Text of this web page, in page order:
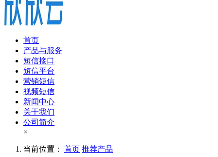
首页
产品与服务
短信接口
短信平台
营销短信
视频短信
新闻中心
关于我们
公司简介
×
当前位置： 首页 推荐产品